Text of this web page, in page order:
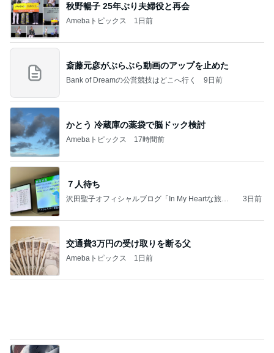
秋野暢子 25年ぶり夫婦役と再会
Amebaトピックス 1日前
斎藤元彦がぶらぶら動画のアップを止めた
Bank of Dreamの公営競技はどこへ行く 9日前
かとう 冷蔵庫の薬袋で脳ドック検討
Amebaトピックス 17時間前
７人待ち
沢田聖子オフィシャルブログ「In My Heartな旅日
3日前
交通費3万円の受け取りを断る父
Amebaトピックス 1日前